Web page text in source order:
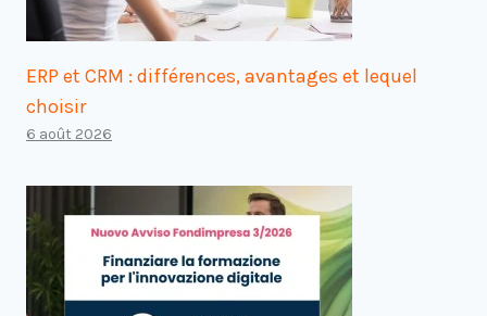
ERP et CRM : différences, avantages et lequel
choisir
6 août 2026